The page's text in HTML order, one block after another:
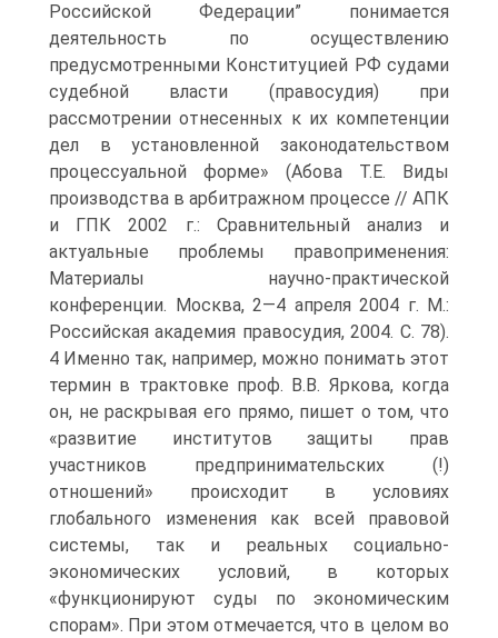
Российской Федерации” понимается
деятельность по осуществлению
предусмотренными Конституцией РФ судами
судебной власти (правосудия) при
рассмотрении отнесенных к их компетенции
дел в установленной законодательством
процессуальной форме» (Абова Т.Е. Виды
производства в арбитражном процессе // АПК
и ГПК 2002 г.: Сравнительный анализ и
актуальные проблемы правоприменения:
Материалы научно-практической
конференции. Москва, 2—4 апреля 2004 г. М.:
Российская академия правосудия, 2004. С. 78).
4 Именно так, например, можно понимать этот
термин в трактовке проф. В.В. Яркова, когда
он, не раскрывая его прямо, пишет о том, что
«развитие институтов защиты прав
участников предпринимательских (!)
отношений» происходит в условиях
глобального изменения как всей правовой
системы, так и реальных социально-
экономических условий, в которых
«функционируют суды по экономическим
спорам». При этом отмечается, что в целом во